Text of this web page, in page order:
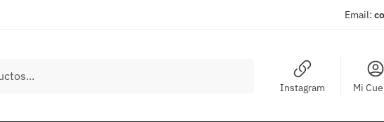
Email:
Instagram Mi